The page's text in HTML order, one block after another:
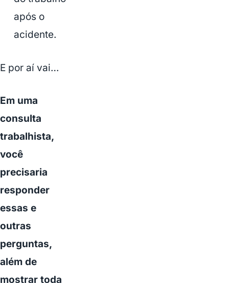
após o
acidente.
E por aí vai…
Em uma
consulta
trabalhista,
você
precisaria
responder
essas e
outras
perguntas,
além de
mostrar toda